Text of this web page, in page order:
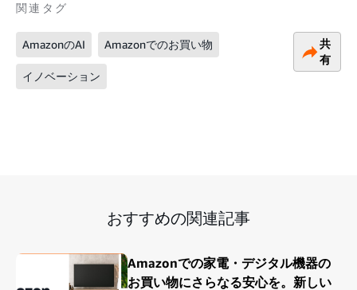
関連タグ
AmazonのAI Amazonでのお買い物
イノベーション
共
有
おすすめの関連記事
Amazonでの家電・デジタル機器の
お買い物にさらなる安心を。新しい